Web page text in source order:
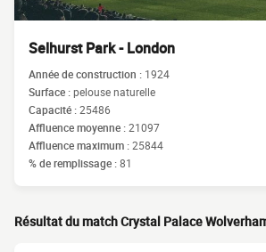
Selhurst Park - London
Année de construction : 1924
Surface :pelouse naturelle
Capacité :25486
Affluence moyenne :21097
Affluence maximum :25844
% de remplissage :81
Résultat du match Crystal Palace